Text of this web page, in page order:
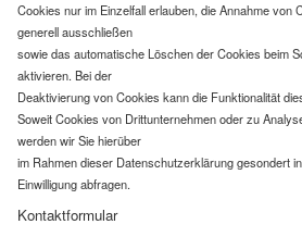
Cookies nur im Einzelfall erlauben, die Annahme von
generell ausschließen
sowie das automatische Löschen der Cookies beim
aktivieren. Bei der
Deaktivierung von Cookies kann die Funktionalität
Soweit Cookies von Drittunternehmen oder zu
werden wir Sie hierüber
im Rahmen dieser Datenschutzerklärung gesondert
Einwilligung abfragen.
Kontaktformular